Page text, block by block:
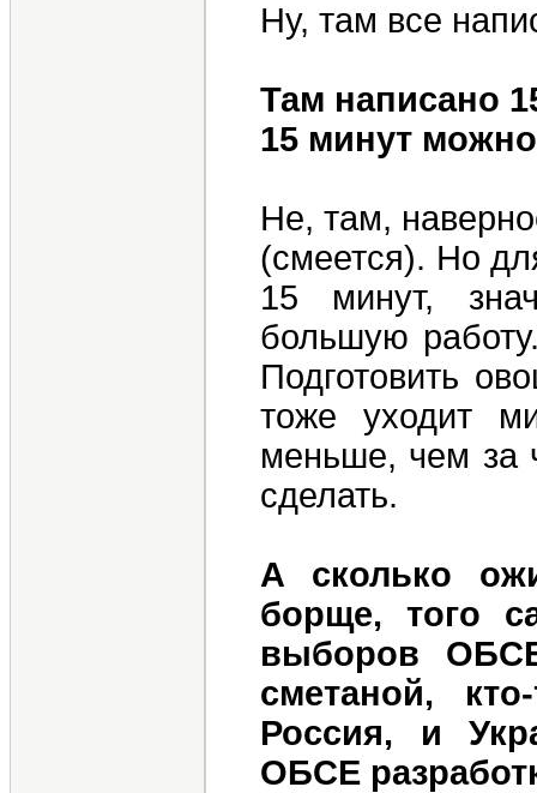
Ну, там все
Там написано
15 минут
Не, там,
(смеется). Но
15 минут,
большую
Подготовить
тоже уходит
меньше, чем за
сделать.
А сколько
борще, того
выборов
сметаной,
Россия, и
ОБСЕ